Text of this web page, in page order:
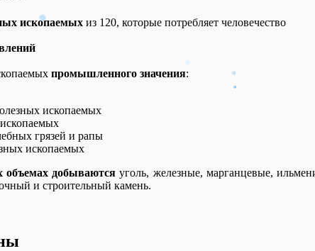
ископаемых из 120, которые потребляет человечество
промышленного значения:
ископаемых
грязей и рапы
ископаемых
объемах добываются уголь, железные, марганцевые,
и строительный камень.